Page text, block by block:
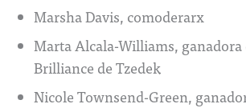
Marsha Davis, comoderarx
Marta Alcala-Williams,
Brilliance de Tzedek
Nicole Townsend-Green,